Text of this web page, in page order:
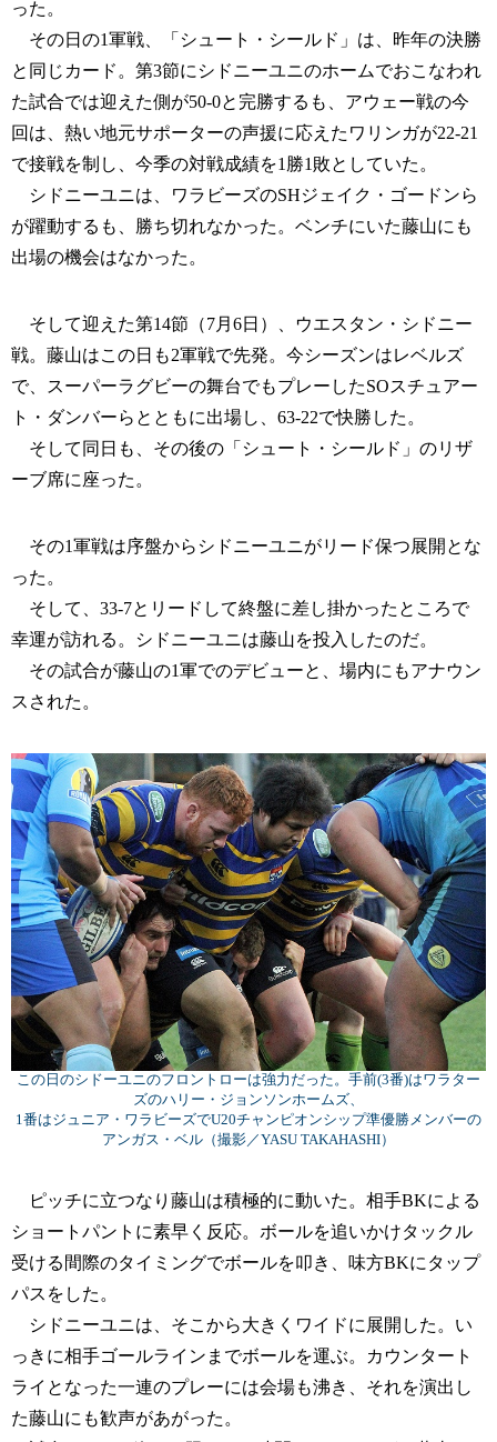
った。
その日の1軍戦、「シュート・シールド」は、昨年の決勝
と同じカード。第3節にシドニーユニのホームでおこなわれ
た試合では迎えた側が50-0と完勝するも、アウェー戦の今
回は、熱い地元サポーターの声援に応えたワリンガが22-21
で接戦を制し、今季の対戦成績を1勝1敗としていた。
シドニーユニは、ワラビーズのSHジェイク・ゴードンら
が躍動するも、勝ち切れなかった。ベンチにいた藤山にも
出場の機会はなかった。
そして迎えた第14節（7月6日）、ウエスタン・シドニー
戦。藤山はこの日も2軍戦で先発。今シーズンはレベルズ
で、スーパーラグビーの舞台でもプレーしたSOスチュアー
ト・ダンバーらとともに出場し、63-22で快勝した。
そして同日も、その後の「シュート・シールド」のリザ
ーブ席に座った。
その1軍戦は序盤からシドニーユニがリード保つ展開とな
った。
そして、33-7とリードして終盤に差し掛かったところで
幸運が訪れる。シドニーユニは藤山を投入したのだ。
その試合が藤山の1軍でのデビューと、場内にもアナウン
スされた。
この日のシドーユニのフロントローは強力だった。手前(3番)はワラター
ズのハリー・ジョンソンホームズ、
1番はジュニア・ワラビーズでU20チャンピオンシップ準優勝メンバーの
アンガス・ベル（撮影／YASU TAKAHASHI）
ピッチに立つなり藤山は積極的に動いた。相手BKによる
ショートパントに素早く反応。ボールを追いかけタックル
受ける間際のタイミングでボールを叩き、味方BKにタップ
パスをした。
シドニーユニは、そこから大きくワイドに展開した。い
っきに相手ゴールラインまでボールを運ぶ。カウンタート
ライとなった一連のプレーには会場も沸き、それを演出し
た藤山にも歓声があがった。